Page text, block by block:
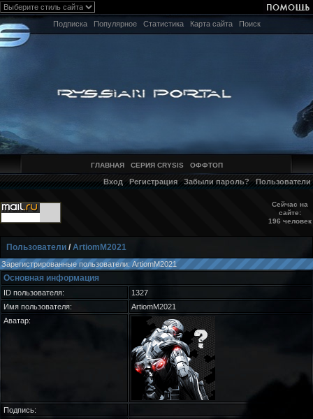
Подписка Популярное Статистика Карта сайта Поиск
ГЛАВНАЯ СЕРИЯ CRYSIS ОФФТОП
Вход Регистрация Забыли пароль? Пользователи
Сейчас на
сайте:
196 человек
Пользователи /ArtiomM2021
Зарегистрированные пользователи: ArtiomM2021
Основная информация
ID пользователя:
1327
Имя пользователя:
ArtiomM2021
Аватар:
Подпись: